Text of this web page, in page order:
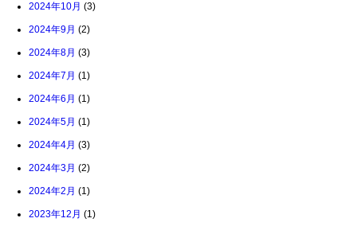
2024年10月 (3)
2024年9月 (2)
2024年8月 (3)
2024年7月 (1)
2024年6月 (1)
2024年5月 (1)
2024年4月 (3)
2024年3月 (2)
2024年2月 (1)
2023年12月 (1)